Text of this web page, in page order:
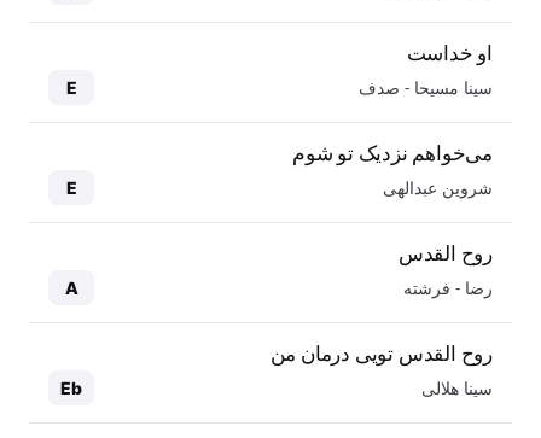
او خداست
سینا مسیحا - صدف E
می‌خواهم نزدیک تو شوم
شروین عبدالهی E
روح القدس
رضا - فرشته A
روح القدس تویی درمان من
سینا هلالی Eb